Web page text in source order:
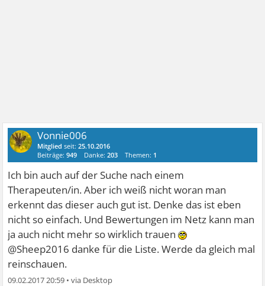
Vonnie006
Mitglied seit:25.10.2016
Beiträge:949 Danke:203 Themen: 1
Ich bin auch auf der Suche nach einem
Therapeuten/in. Aber ich weiß nicht woran man
erkennt das dieser auch gut ist. Denke das ist eben
nicht so einfach. Und Bewertungen im Netz kann man
ja auch nicht mehr so wirklich trauen
@Sheep2016 danke für die Liste. Werde da gleich mal
reinschauen.
09.02.2017 20:59 •